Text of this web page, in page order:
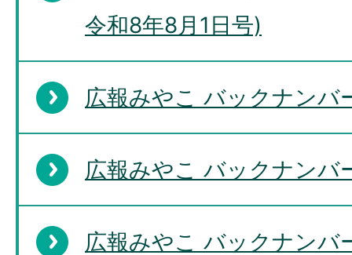
令和8年8月1日号)
広報みやこ バックナンバ
広報みやこ バックナンバ
広報みやこ バックナンバ